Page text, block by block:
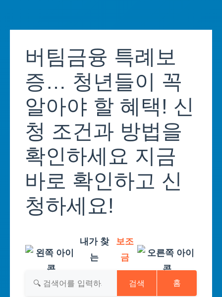
content버팀금융 특례보
증… 청년들이 꼭
알아야 할 혜택! 신
청 조건과 방법을
확인하세요 지금
바로 확인하고 신
청하세요!
내가 찾
는
보조
금
검색 홈